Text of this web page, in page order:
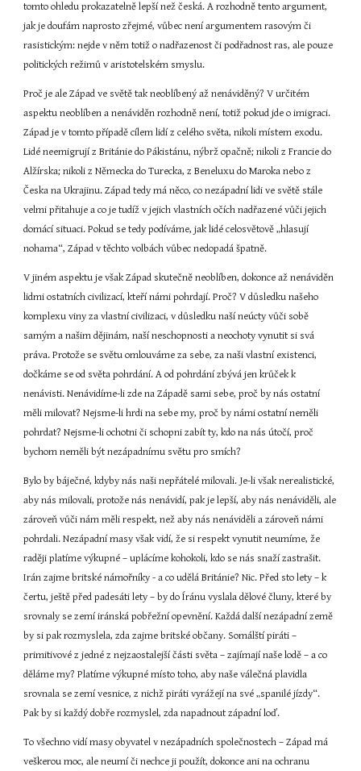
tomto ohledu prokazatelně lepší než česká. A rozhodně tento argument,
jak je doufám naprosto zřejmé, vůbec není argumentem rasovým či
rasistickým: nejde v něm totiž o nadřazenost či podřadnost ras, ale pouze
politických režimů v aristotelském smyslu.
Proč je ale Západ ve světě tak neoblíbený až nenáviděný? V určitém
aspektu neoblíben a nenáviděn rozhodně není, totiž pokud jde o imigraci.
Západ je v tomto případě cílem lidí z celého světa, nikoli místem exodu.
Lidé neemigrují z Británie do Pákistánu, nýbrž opačně; nikoli z Francie do
Alžírska; nikoli z Německa do Turecka, z Beneluxu do Maroka nebo z
Česka na Ukrajinu. Západ tedy má něco, co nezápadní lidi ve světě stále
velmi přitahuje a co je tudíž v jejich vlastních očích nadřazené vůči jejich
domácí situaci. Pokud se tedy podíváme, jak lidé celosvětově „hlasují
nohama“, Západ v těchto volbách vůbec nedopadá špatně.
V jiném aspektu je však Západ skutečně neoblíben, dokonce až nenáviděn
lidmi ostatních civilizací, kteří námi pohrdají. Proč? V důsledku našeho
komplexu viny za vlastní civilizaci, v důsledku naší neúcty vůči sobě
samým a našim dějinám, naší neschopnosti a neochoty vynutit si svá
práva. Protože se světu omlouváme za sebe, za naši vlastní existenci,
dočkáme se od světa pohrdání. A od pohrdání zbývá jen krůček k
nenávisti. Nenávidíme-li zde na Západě sami sebe, proč by nás ostatní
měli milovat? Nejsme-li hrdi na sebe my, proč by námi ostatní neměli
pohrdat? Nejsme-li ochotni či schopni zabít ty, kdo na nás útočí, proč
bychom neměli být nezápadnímu světu pro smích?
Bylo by báječné, kdyby nás naši nepřátelé milovali. Je-li však nerealistické,
aby nás milovali, protože nás nenávidí, pak je lepší, aby nás nenáviděli, ale
zároveň vůči nám měli respekt, než aby nás nenáviděli a zároveň námi
pohrdali. Nezápadní masy však vidí, že si respekt vynutit neumíme, že
raději platíme výkupné – uplácíme kohokoli, kdo se nás snaží zastrašit.
Irán zajme britské námořníky - a co udělá Británie? Nic. Před sto lety – k
čertu, ještě před padesáti lety – by do Íránu vyslala dělové čluny, které by
srovnaly se zemí iránská pobřežní opevnění. Každá další nezápadní země
by si pak rozmyslela, zda zajme britské občany. Somálští piráti –
primitivové z jedné z nejzaostalejší části světa – zajímají naše lodě – a co
děláme my? Platíme výkupné místo toho, aby naše válečná plavidla
srovnala se zemí vesnice, z nichž piráti vyrážejí na své „spanilé jízdy“.
Pak by si každý dobře rozmyslel, zda napadnout západní loď.
To všechno vidí masy obyvatel v nezápadních společnostech – Západ má
veškerou moc, ale neumí či nechce ji použít, dokonce ani na ochranu